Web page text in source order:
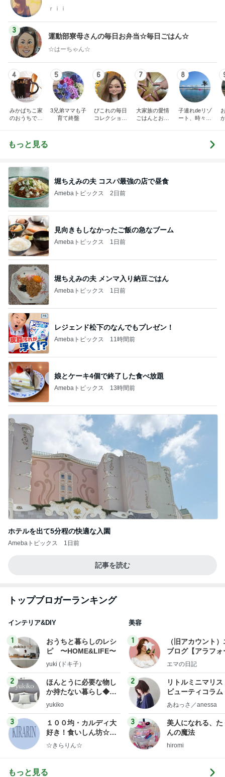
ｒｉｉ
3
運動部寮母さんの毎日お弁当☆毎日ごはん☆
☆はーちゃん☆
4
みかぱちこ家
のおうちでご
5
3兄弟ママも子
育て終盤
6
ぴこれの毎日
コレクション
7
大家族の愛情
ごはんとお弁
8
子連れdeリゾ
ート、時々キ
もっと見る
堀ちえみの夫 コスパ最強の店で昼食
Amebaトピックス 2日前
見向きもしなかったご飯の急なブーム
Amebaトピックス 1日前
堀ちえみの夫 メンマ入り納豆ごはん
Amebaトピックス 1日前
レジェンド松下のなんでもプレゼン！
Amebaトピックス 11時間前
娘とケーキ4個で終了した食べ放題
Amebaトピックス 13時間前
ホテルを出て5分程の快適な入園
Amebaトピックス 1日前
記事を読む
トップブロガーランキング
インテリア&DIY
1
おうちと暮らしのレシ
ピ 〜HOME&LIFE〜
yuki (ドキ子）
2
ほんとうに必要な物し
か持たない暮らし◆Ke
ep Life Simple◆〜イ
yukiko
3
１００均・カルディ大
好き！食いしん坊☆き
らりん☆のブログ
☆きらりん☆
美容
1
（旧アカウント
ブログ【アラフォ
社売却セカンドラ
エマの日記
2
リトルミニマリス
ビューティコラ
little
あねっさ／anessa
3
美人になれる、た
んの魔法
hiromi
もっと見る